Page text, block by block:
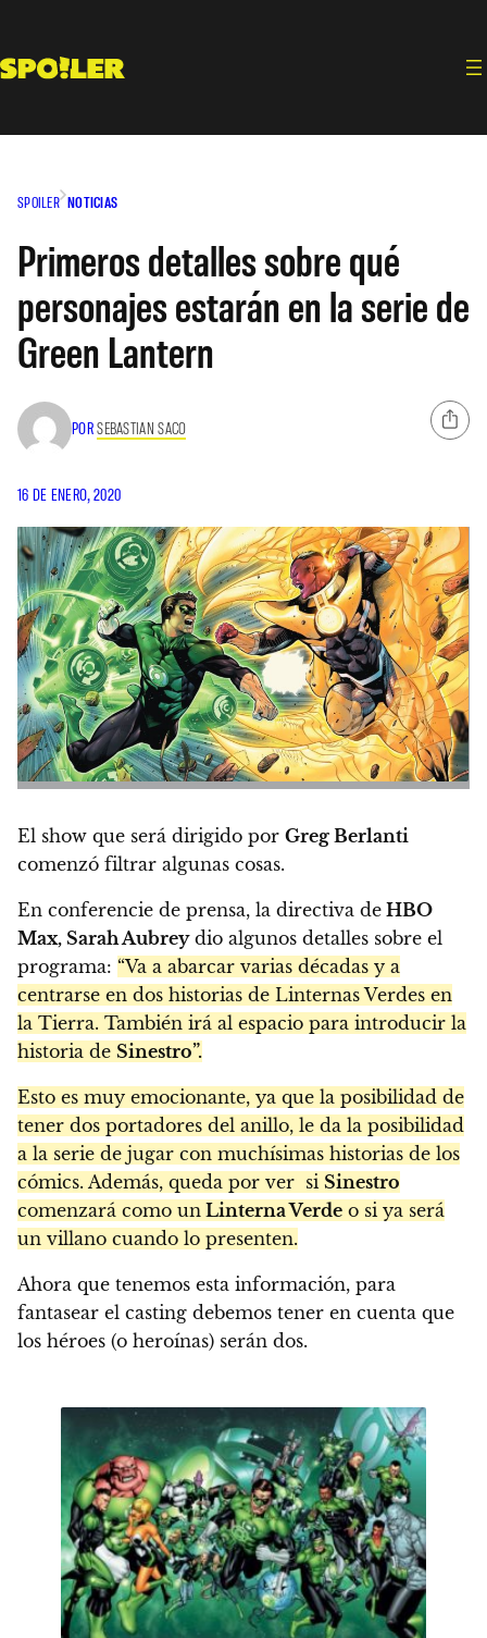
contenido
SPOILER NOTICIAS
Primeros detalles sobre qué
personajes estarán en la serie de
Green Lantern
PORSEBASTIAN SACO
16 DE ENERO, 2020
El show que será dirigido por Greg Berlanti
comenzó filtrar algunas cosas.
En conferencie de prensa, la directiva de HBO
Max, Sarah Aubreydio algunos detalles sobre el
programa: “Va a abarcar varias décadas y a
centrarse en dos historias de Linternas Verdes en
la Tierra. También irá al espacio para introducir la
historia de Sinestro”.
Esto es muy emocionante, ya que la posibilidad de
tener dos portadores del anillo, le da la posibilidad
a la serie de jugar con muchísimas historias de los
cómics. Además, queda por ver si Sinestro
comenzará como un Linterna Verde o si ya será
un villano cuando lo presenten.
Ahora que tenemos esta información, para
fantasear el casting debemos tener en cuenta que
los héroes (o heroínas) serán dos.